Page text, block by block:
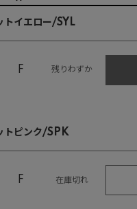
トイエロー/SYL
F 残りわずか
トピンク/SPK
F 在庫切れ